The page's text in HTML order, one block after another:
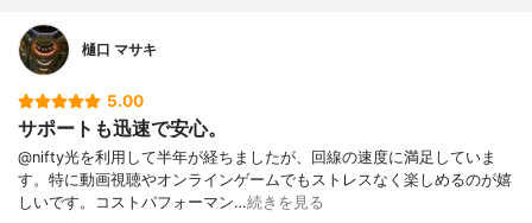
樋口 マサキ
5.00
サポートも迅速で安心。
@nifty光を利用して半年が経ちましたが、回線の速度に満足していま
す。特に動画視聴やオンラインゲームでもストレスなく楽しめるのが嬉
しいです。コストパフォーマン…続きを見る